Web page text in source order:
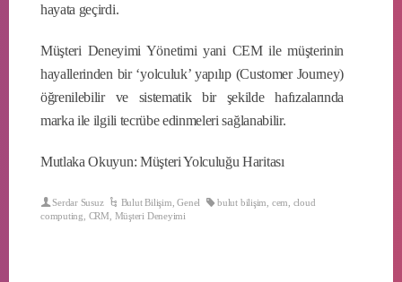
hayata geçirdi.
Müşteri Deneyimi Yönetimi yani CEM ile müşterinin
hayallerinden bir ‘yolculuk’ yapılıp (Customer Journey)
öğrenilebilir ve sistematik bir şekilde hafızalarında
marka ile ilgili tecrübe edinmeleri sağlanabilir.
Mutlaka Okuyun: Müşteri Yolculuğu Haritası
Serdar Susuz Bulut Bilişim ,Genel bulut bilişim cem cloud
computing CRM Müşteri Deneyimi